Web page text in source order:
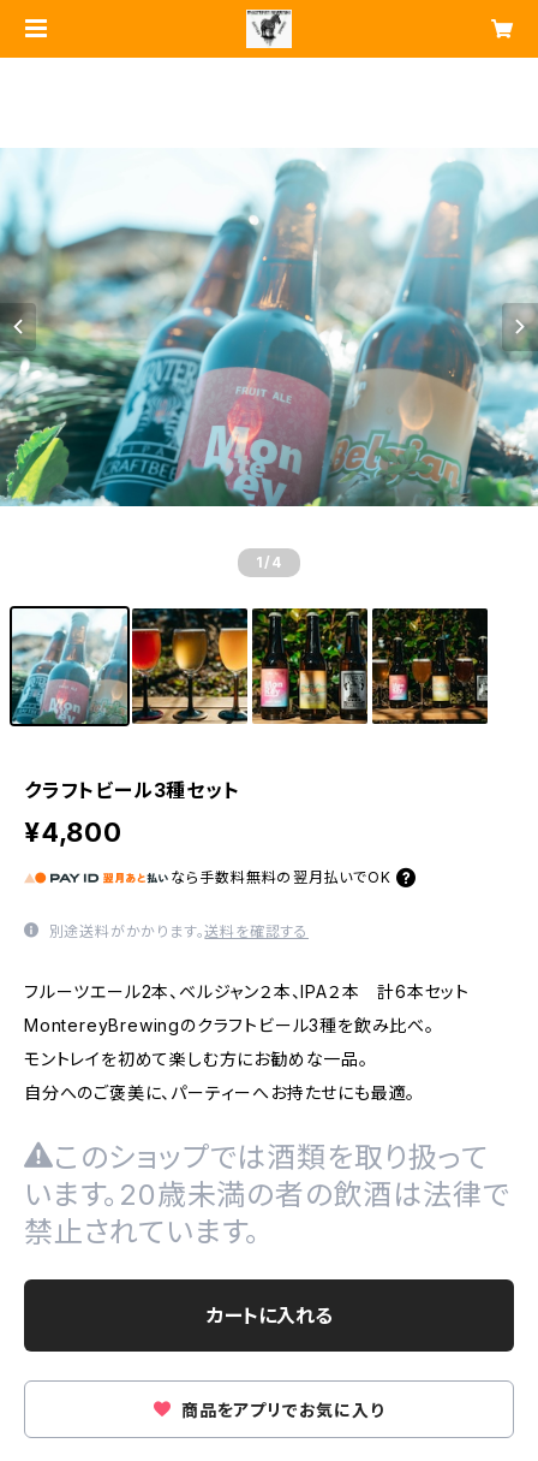
1 /4
クラフトビール3種セット
¥4,800
なら 手数料無料の 翌月払いでOK
別途送料がかかります。送料を確認する
フルーツエール2本、ベルジャン２本、IPA２本 計6本セット
MontereyBrewingのクラフトビール3種を飲み比べ。
モントレイを初めて楽しむ方にお勧めな一品。
自分へのご褒美に、パーティーへお持たせにも最適。
このショップでは酒類を取り扱って
います。20歳未満の者の飲酒は法律で
禁止されています。
カートに入れる
商品をアプリでお気に入り